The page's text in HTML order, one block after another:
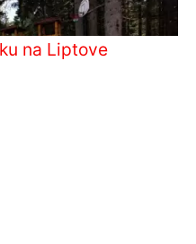
na Liptove